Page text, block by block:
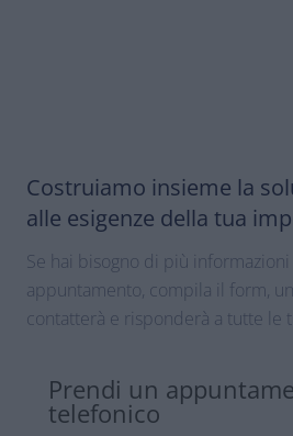
Costruiamo insieme la
alle esigenze della tua
Se hai bisogno di più
appuntamento, compila il form,
contatterà e risponderà a tutte le
Prendi un
telefonico